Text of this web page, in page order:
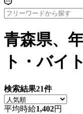
青森県、
ト・バイ
検索結果21件
平均時給1,402円